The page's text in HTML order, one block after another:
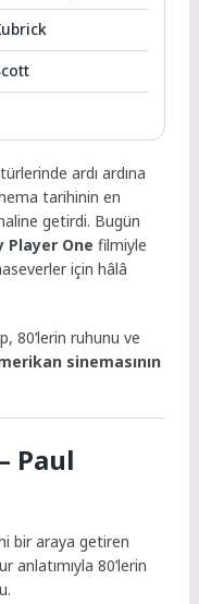
ardı ardına
tarihinin en
getirdi. Bugün
Player One filmiyle
için hâlâ
80’lerin ruhunu ve
sinemasının
Paul
bir araya getiren
80’lerin